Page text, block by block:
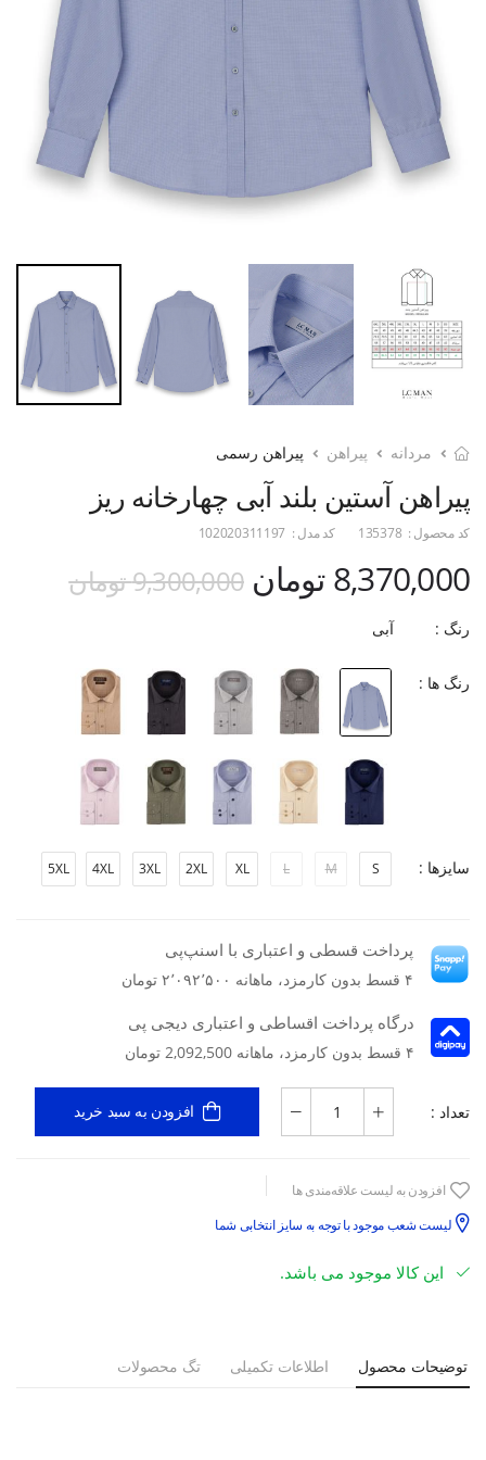
مردانه پیراهن پیراهن رسمی
پیراهن آستین بلند آبی چهارخانه ریز
کد محصول : 135378 کد مدل : 102020311197
8,370,000 تومان 9,300,000 تومان
رنگ : آبی
رنگ ها :
سایزها : S
M
L
XL
2XL
3XL
4XL
5XL
پرداخت قسطی و اعتباری با اسنپ‌پی
۴ قسط بدون کارمزد، ماهانه ۲٬۰۹۲٬۵۰۰ تومان
درگاه پرداخت اقساطی و اعتباری دیجی پی
۴ قسط بدون کارمزد، ماهانه 2,092,500 تومان
تعداد : افزودن به سبد خرید
افزودن به لیست علاقه‌مندی ها
لیست شعب موجود با توجه به سایز انتخابی شما
این کالا موجود می باشد.
توضیحات محصول اطلاعات تکمیلی تگ محصولات